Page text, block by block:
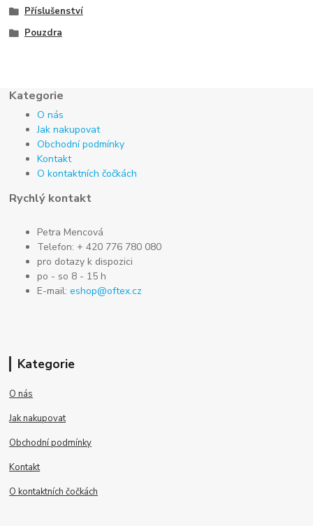
Příslušenství
Pouzdra
Kategorie
O nás
Jak nakupovat
Obchodní podmínky
Kontakt
O kontaktních čočkách
Rychlý kontakt
Petra Mencová
Telefon: + 420 776 780 080
pro dotazy k dispozici
po - so 8 - 15 h
E-mail:eshop@oftex.cz
Kategorie
O nás
Jak nakupovat
Obchodní podmínky
Kontakt
O kontaktních čočkách